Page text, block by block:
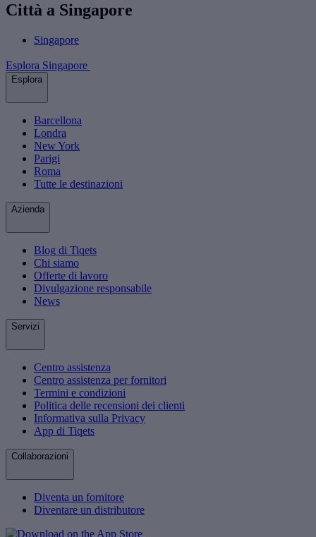
Città a Singapore
Singapore
Esplora Singapore
Esplora
Barcellona
Londra
New York
Parigi
Roma
Tutte le destinazioni
Azienda
Blog di Tiqets
Chi siamo
Offerte di lavoro
Divulgazione responsabile
News
Servizi
Centro assistenza
Centro assistenza per fornitori
Termini e condizioni
Politica delle recensioni dei clienti
Informativa sulla Privacy
App di Tiqets
Collaborazioni
Diventa un fornitore
Diventare un distributore